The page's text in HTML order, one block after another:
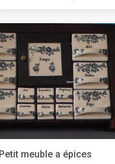
Petit meuble a épices